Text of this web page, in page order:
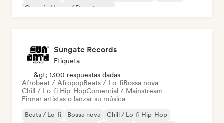
Organic House / Downtempo
Sungate Records
Etiqueta
&gt; 1300 respuestas dadas
Afrobeat / AfropopBeats / Lo-fiBossa nova
Chill / Lo-fi Hip-HopComercial / Mainstream
Firmar artistas o lanzar su música
Beats / Lo-fi Bossa nova
Chill / Lo-fi Hip-Hop